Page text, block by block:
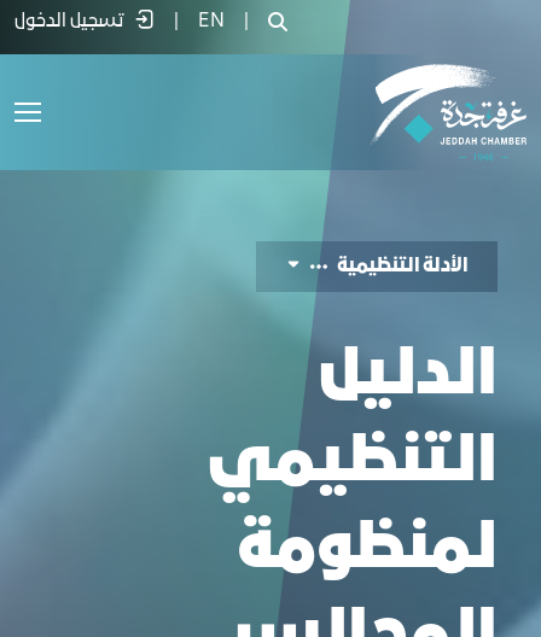
الأدلة التنظيمية - غرفة جدة
EN تسجيل الدخول
الأدلة التنظيمية
الدليل
التنظيمي
لمنظومة